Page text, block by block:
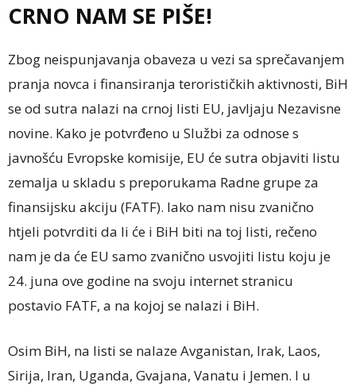
CRNO NAM SE PIŠE!
Zbog neispunjavanja obaveza u vezi sa sprečavanjem
pranja novca i finansiranja terorističkih aktivnosti, BiH
se od sutra nalazi na crnoj listi EU, javljaju Nezavisne
novine. Kako je potvrđeno u Službi za odnose s
javnošću Evropske komisije, EU će sutra objaviti listu
zemalja u skladu s preporukama Radne grupe za
finansijsku akciju (FATF). Iako nam nisu zvanično
htjeli potvrditi da li će i BiH biti na toj listi, rečeno
nam je da će EU samo zvanično usvojiti listu koju je
24. juna ove godine na svoju internet stranicu
postavio FATF, a na kojoj se nalazi i BiH.
Osim BiH, na listi se nalaze Avganistan, Irak, Laos,
Sirija, Iran, Uganda, Gvajana, Vanatu i Jemen. I u